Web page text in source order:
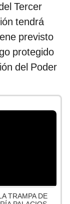
Tercer
tendrá
previsto
protegido
del Poder
TRAMPA DE